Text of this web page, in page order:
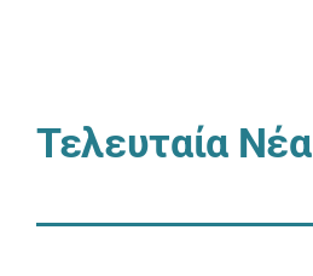
Τελευταία Νέα